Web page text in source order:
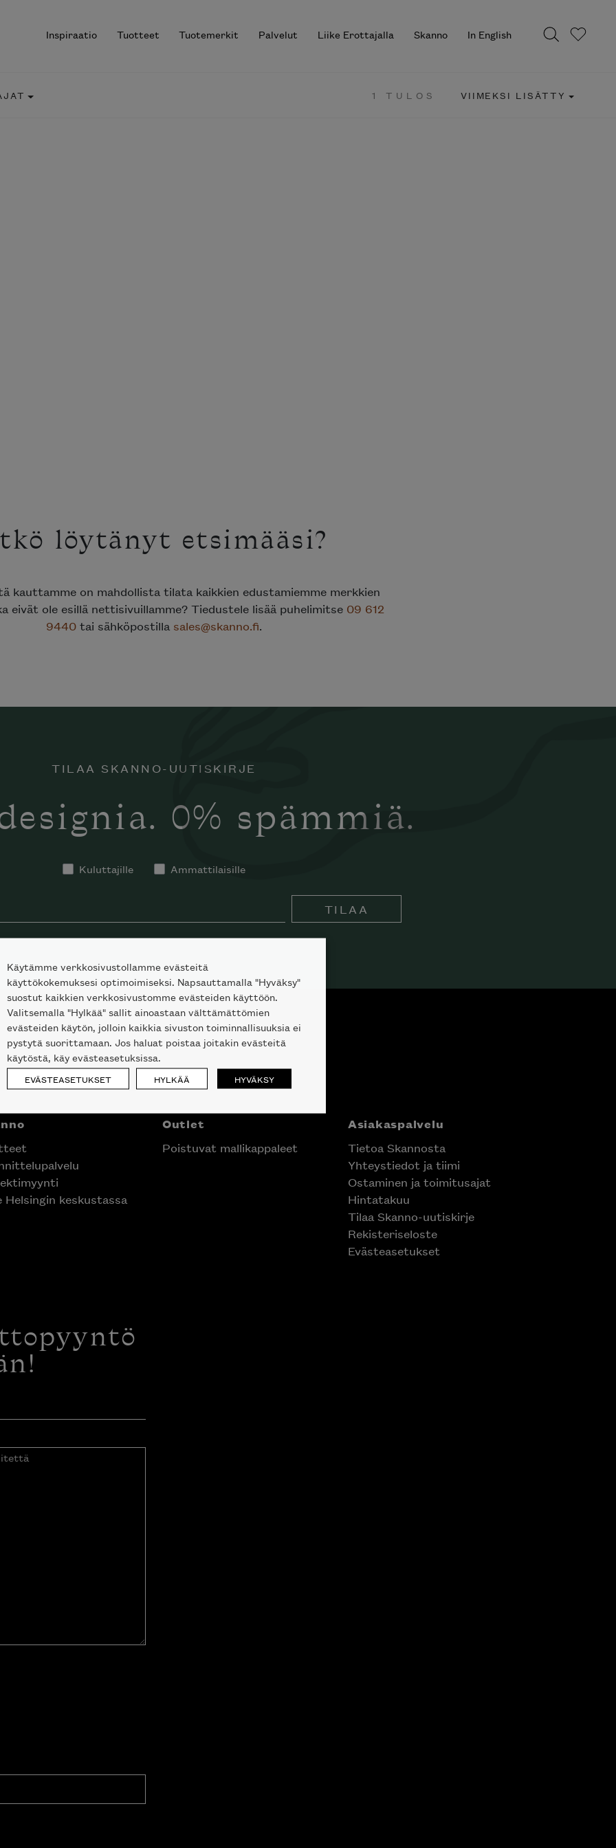
Inspiraatio Tuotteet Tuotemerkit Palvelut Liike Erottajalla Skanno In English
1 TULOS VIIMEKSI LISÄTTY
löytänyt etsimääsi?
kauttamme on mahdollista tilata kaikkien edustamiemme merkkien
eivät ole esillä nettisivuillamme? Tiedustele lisää puhelimitse 09 612
9440 tai sähköpostilla sales@skanno.fi.
TILAA SKANNO-UUTISKIRJE
0% spämmiä.
Kuluttajille Ammattilaisille
TILAA
Helsingin keskustassa
Outlet
Poistuvat mallikappaleet
Asiakaspalvelu
Tietoa Skannosta
Yhteystiedot ja tiimi
Ostaminen ja toimitusajat
Hintatakuu
Tilaa Skanno-uutiskirje
Rekisteriseloste
Evästeasetukset
Käytämme verkkosivustollamme evästeitä
käyttökokemuksesi optimoimiseksi. Napsauttamalla "Hyväksy"
suostut kaikkien verkkosivustomme evästeiden käyttöön.
Valitsemalla "Hylkää" sallit ainoastaan välttämättömien
evästeiden käytön, jolloin kaikkia sivuston toiminnallisuuksia ei
pystytä suorittamaan. Jos haluat poistaa joitakin evästeitä
käytöstä, käy evästeasetuksissa.
EVÄSTEASETUKSET HYLKÄÄ HYVÄKSY